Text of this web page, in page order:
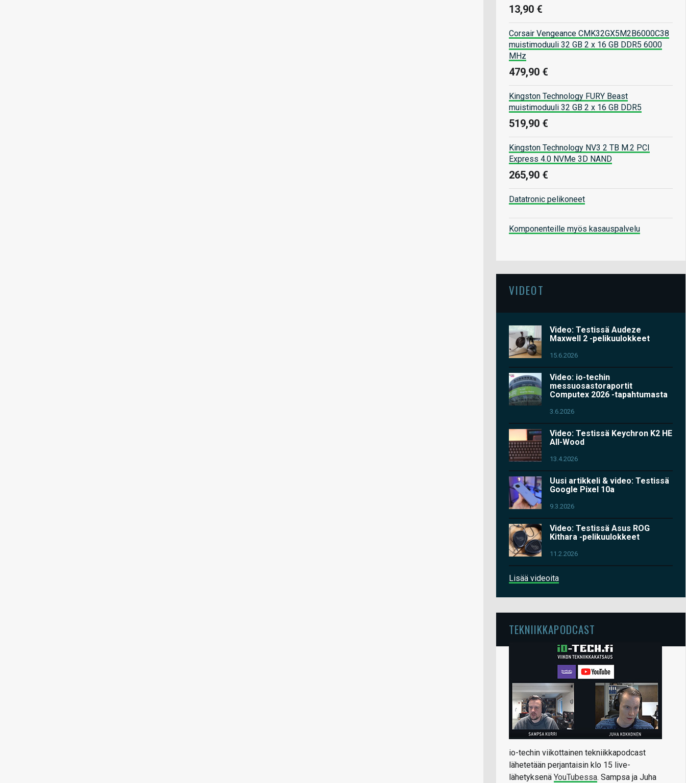
13,90 €
Corsair Vengeance CMK32GX5M2B6000C38
muistimoduuli 32 GB 2 x 16 GB DDR5 6000
MHz
479,90 €
Kingston Technology FURY Beast
muistimoduuli 32 GB 2 x 16 GB DDR5
519,90 €
Kingston Technology NV3 2 TB M.2 PCI
Express 4.0 NVMe 3D NAND
265,90 €
Datatronic pelikoneet
Komponenteille myös kasauspalvelu
VIDEOT
Video: Testissä Audeze
Maxwell 2 -pelikuulokkeet
15.6.2026
Video: io-techin
messuosastoraportit
Computex 2026 -tapahtumasta
3.6.2026
Video: Testissä Keychron K2 HE
All-Wood
13.4.2026
Uusi artikkeli & video: Testissä
Google Pixel 10a
9.3.2026
Video: Testissä Asus ROG
Kithara -pelikuulokkeet
11.2.2026
Lisää videoita
TEKNIIKKAPODCAST
io-techin viikottainen tekniikkapodcast
lähetetään perjantaisin klo 15 live-
lähetyksenä YouTubessa. Sampsa ja Juha